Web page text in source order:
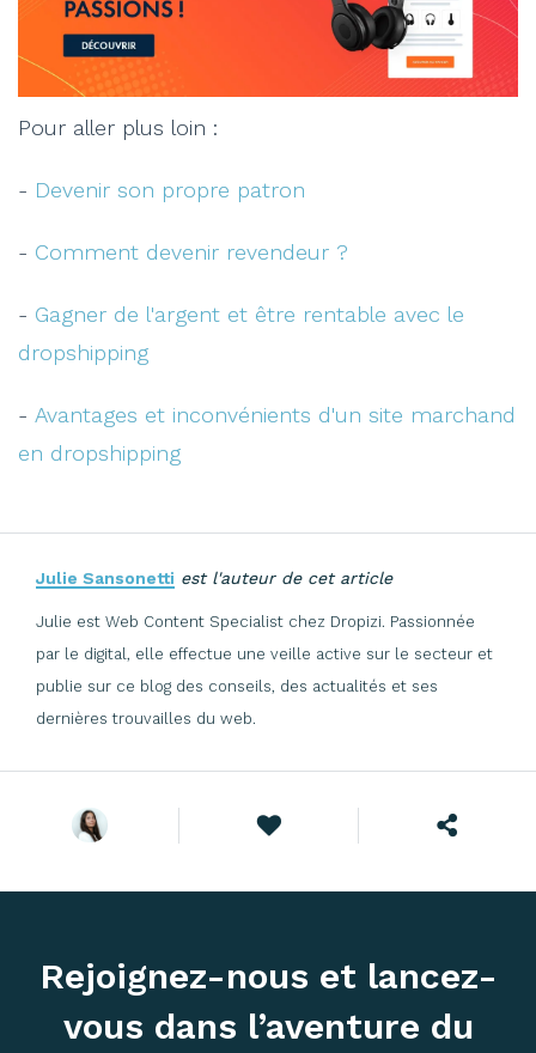
Pour aller plus loin :
- Devenir son propre patron
- Comment devenir revendeur ?
- Gagner de l'argent et être rentable avec le
dropshipping
- Avantages et inconvénients d'un site marchand
en dropshipping
Julie Sansonetti est l'auteur de cet article
Julie est Web Content Specialist chez Dropizi. Passionnée
par le digital, elle effectue une veille active sur le secteur et
publie sur ce blog des conseils, des actualités et ses
dernières trouvailles du web.
Rejoignez-nous et lancez-
vous dans l’aventure du